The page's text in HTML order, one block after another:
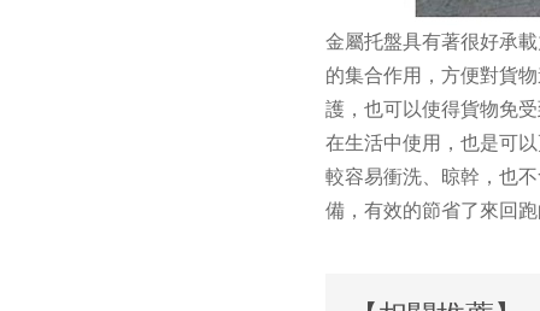
金屬托盤具有著很好承
的集合作用，方便對貨
護，也可以使得貨物免
在生活中使用，也是可
較容易衝洗、晾幹，也
備，有效的節省了來回